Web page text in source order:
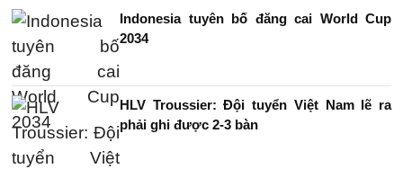
Indonesia tuyên bố đăng cai World Cup
2034
HLV Troussier: Đội tuyển Việt Nam lẽ ra
phải ghi được 2-3 bàn